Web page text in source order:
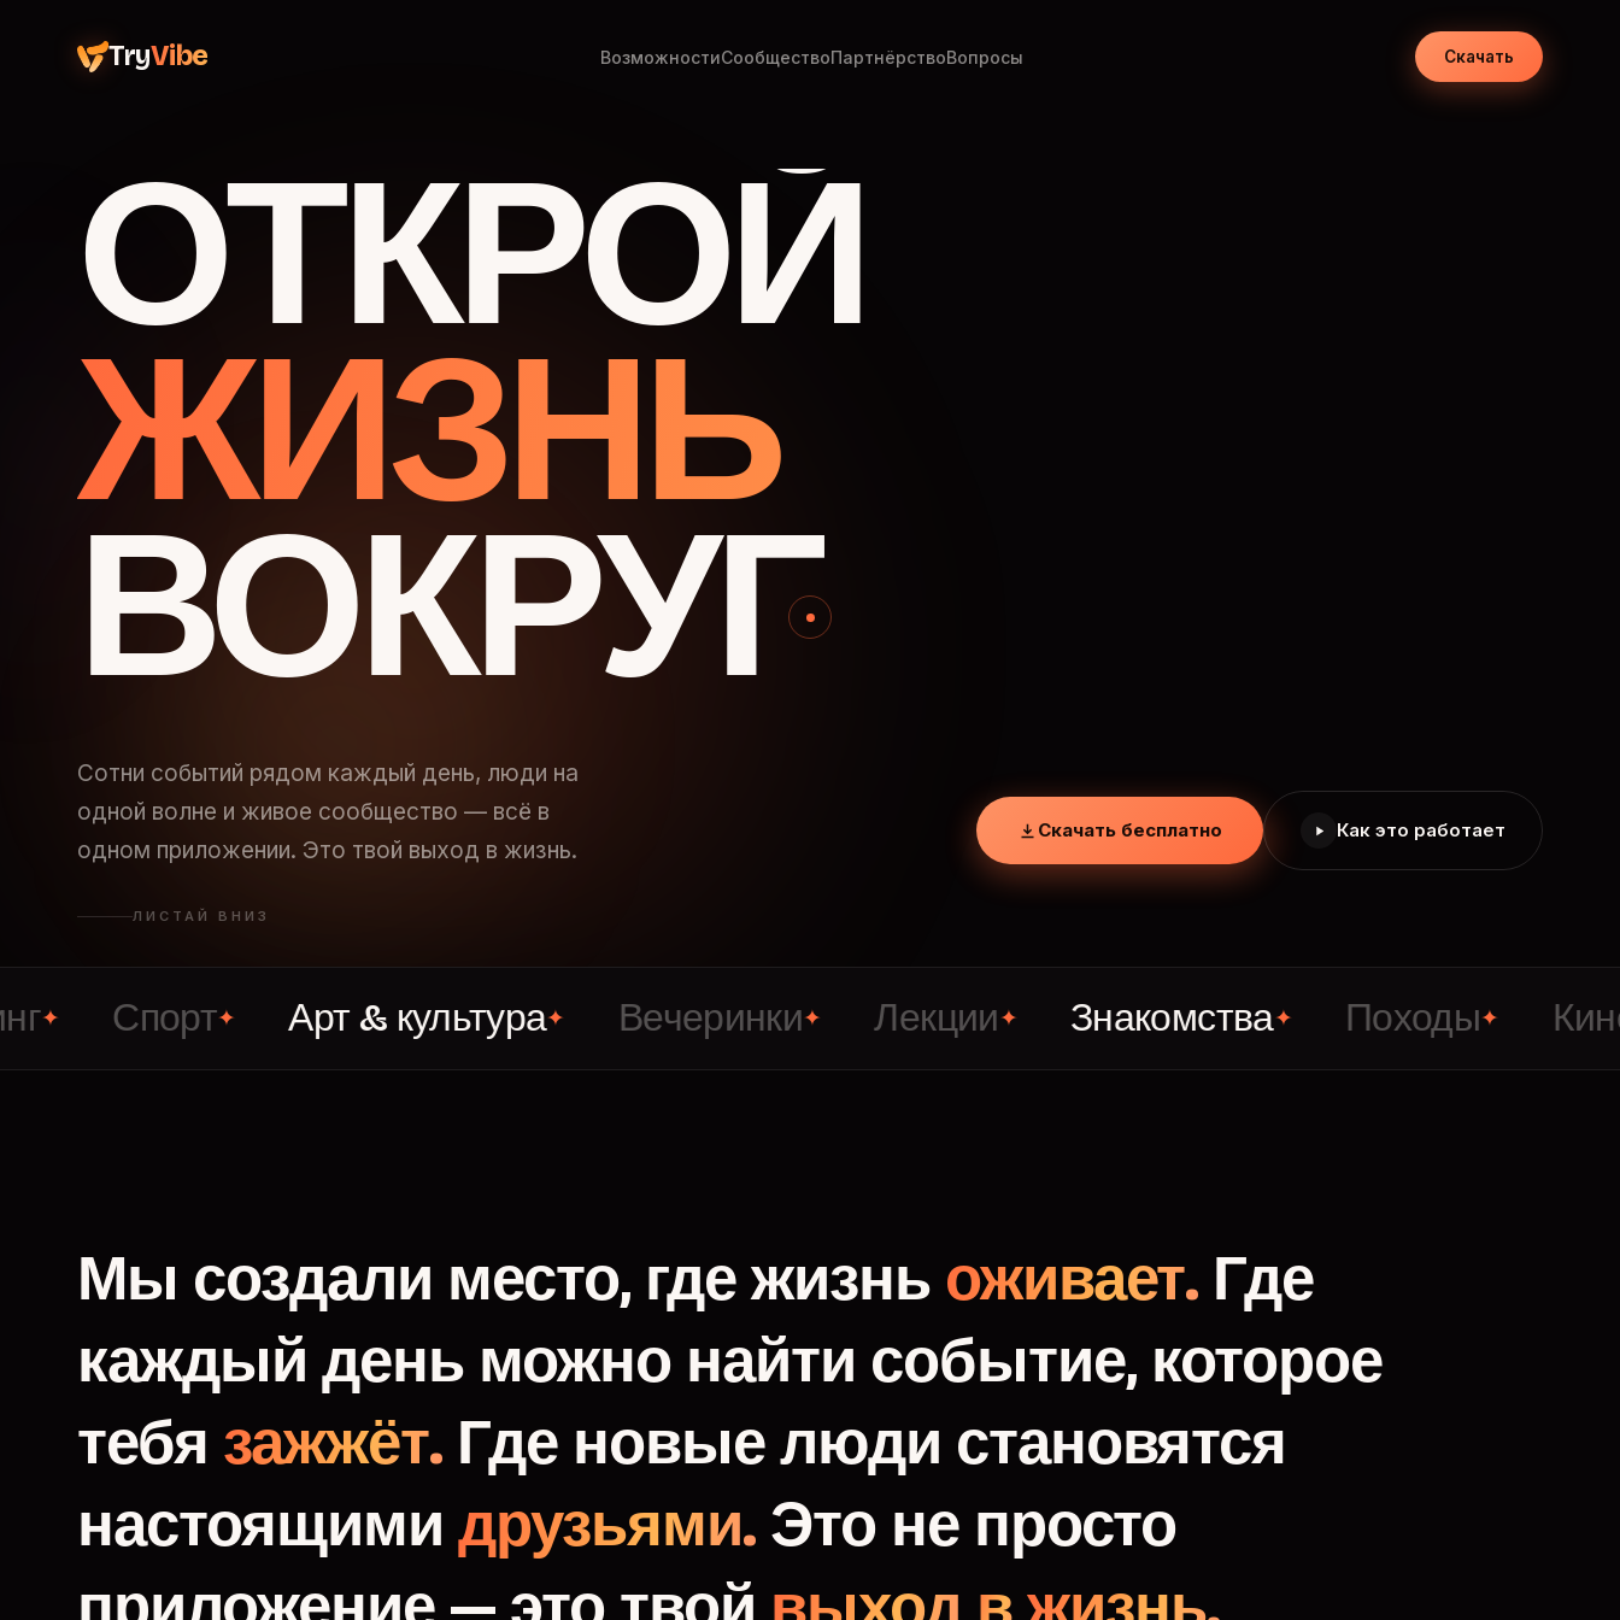
TryVibe ВозможностиСообществоПартнёрствоВопросы Скачать
ОТКРОЙ
ЖИЗНЬ
ВОКРУГ
Сотни событий рядом каждый день, люди на
одной волне и живое сообщество — всё в
одном приложении. Это твой выход в жизнь.
Скачать бесплатно Как это работает
ЛИСТАЙ ВНИЗ
✦ Арт & культура✦ Вечеринки✦ Лекции✦ Знакомства✦ Походы ✦ Кино
Мы создали место, гдежизнь оживает. Где
каждый день можно найти событие, которое
тебя зажжёт. Где новые люди становятся
настоящими друзьями. Это не просто